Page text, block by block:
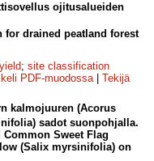
ojitusalueiden
for drained peatland forest
; site classification
PDF-muodossa| Tekijä
kalmojuuren (Acorus
sadot suonpohjalla.
Sweet Flag
(Salix myrsinifolia) on